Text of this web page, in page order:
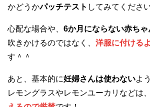
かどうかパッチテスト してみてくだ
心配な場合や、 6か月にならない赤ちゃ
吹きかけるのではなく、 洋服に付ける
す＾＾
あと、基本的に妊婦さんは使わないよ
レモングラスやレモンユーカリなどは、